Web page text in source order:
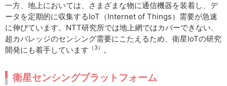
一方、地上においては、さまざまな物に通信機器を装着し、デ
ータを定期的に収集するIoT（Internet of Things）需要が急速
に伸びています。NTT研究所では地上網ではカバーできない、
超カバレッジのセンシング需要にこたえるため、衛星IoTの研究
開発にも着手しています （3） 。
衛星センシングプラットフォーム